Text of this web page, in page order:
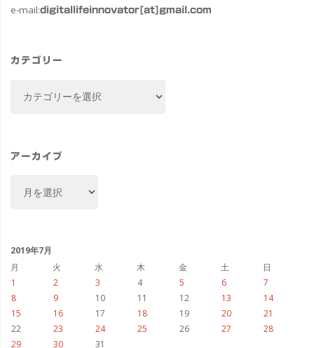
e-mail:digitallifeinnovator[at]gmail.com
カテゴリー
ー
アーカイブ
ブ
2019年7月
月
火 水 木 金 土
日
1
2 3 4 5 6
7
8
9 10 11 12 13
14
15
16 17 18 19 20
21
22
23 24 25 26 27
28
29
30 31